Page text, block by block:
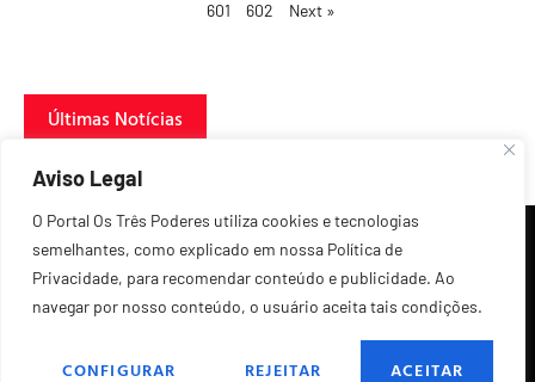
Aviso Legal
O Portal Os Três Poderes utiliza cookies e tecnologias
semelhantes, como explicado em nossa Política de
Privacidade, para recomendar conteúdo e publicidade. Ao
navegar por nosso conteúdo, o usuário aceita tais condições.
CONFIGURAR REJEITAR ACEITAR
601
602 Next »
Últimas Notícias